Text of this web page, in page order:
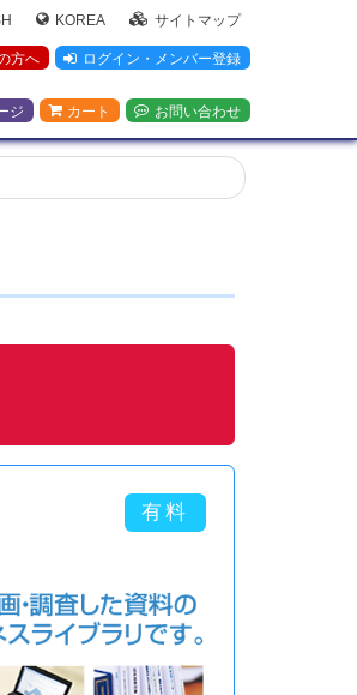
KOREA サイトマップ
方へ ログイン・メンバー登録
ジ カート お問い合わせ